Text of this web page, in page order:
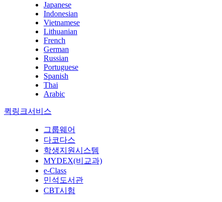
Japanese
Indonesian
Vietnamese
Lithuanian
French
German
Russian
Portuguese
Spanish
Thai
Arabic
퀵링크서비스
그룹웨어
다코다스
학생지원시스템
MYDEX(비교과)
e-Class
민석도서관
CBT시험